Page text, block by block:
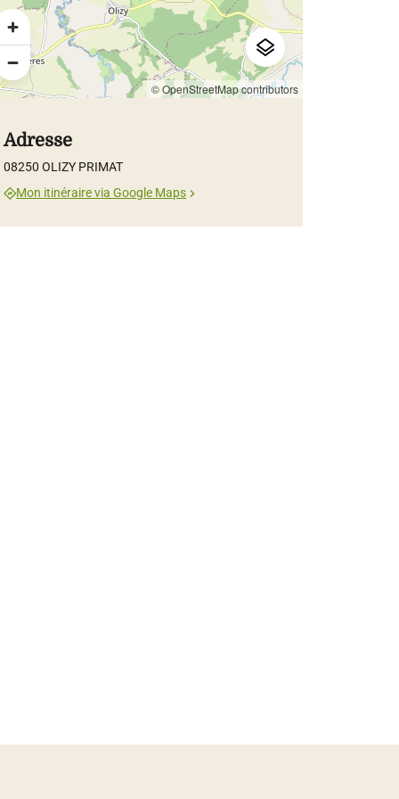
Lebovic
© OpenStreetMap contributors
Adresse
08250 OLIZY PRIMAT
Mon itinéraire via Google Maps